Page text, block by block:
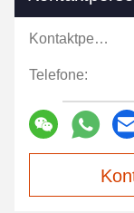
Kontaktpersonen:
Telefone: